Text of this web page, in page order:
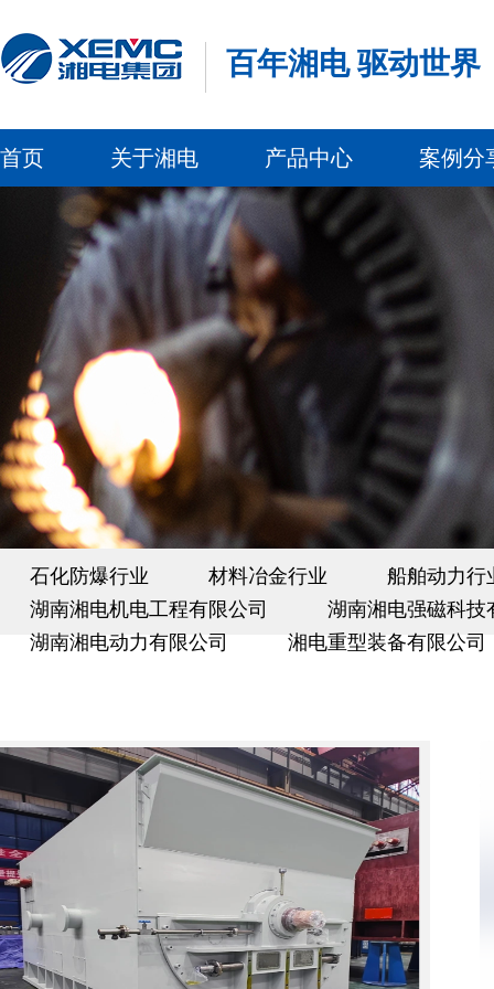
百年湘电 驱动世界
首页 关于湘电 产品中心 案例分
石化防爆行业 材料冶金行业
船舶动力行
湖南湘电机电工程有限公司
湖南湘电强磁科技
湖南湘电动力有限公司
湘电重型装备有限公司